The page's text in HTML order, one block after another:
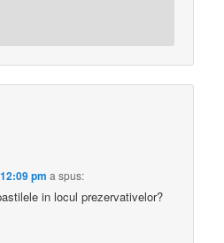
pm a spus:
in locul prezervativelor?